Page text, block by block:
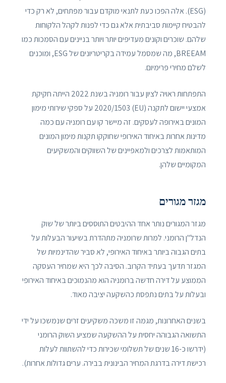
(ESG). אלה הפכו כעת לתנאי מוקדם עבור מפתחים, לא רק כדי
להבטיח קיימות סביבתית אלא גם כדי לפנות לקהל הלקוחות
שלהם. שוכרים וקונים מעדיפים יותר ויותר בניינים עם הסמכות כמו
BREEAM, מה שמסמל עמידה בקריטריונים של ESG, ומוכנים
לשלם מחירי פרימיום.
התפתחות ראויה לציון עבור רומניה בשנת 2022 הייתה חקיקת
אמצעי יישום לתקנה (EU) 2020/1503 על ספקי שירותי מימון
המונים באירופה לעסקים. זה מיישר קו עם רומניה עם כמה
מדינות אחרות באיחוד האירופי שחוקקו תקנות מימון המונים
המותאמות לצרכים ולמאפיינים של השווקים והמשקיעים
המקומיים שלהן.
מגזר מגורים
מגזר המגורים נותר אחד ההיבטים התוססים ביותר של שוק
הנדל"ן הרומני. למרות שרומניה מתהדרת בשיעור הבעלות על
בתים הגבוה ביותר באיחוד האירופי, לא סביר שהדינמיות של
המגזר תדעך בעתיד הקרוב. הסיבה לכך היא שמחיר העסקה
הממוצע על דירה חדשה ברומניה הוא מהנמוכים באיחוד האירופי
ובעלות על בתים נתפסת כהשקעה יציבה מאוד.
בשנים האחרונות, מגמה זו משכה משקיעים זרים שנמשכו על ידי
התשואה הגבוהה יחסית על ההשקעה שמציע השוק הרומני
(ידרשו כ-16 שנים של תשלומי שכירות כדי להשתוות לעלות
רכישת דירה בדרגת המחיר הבינונית בבירה. ערים גדולות אחרות).